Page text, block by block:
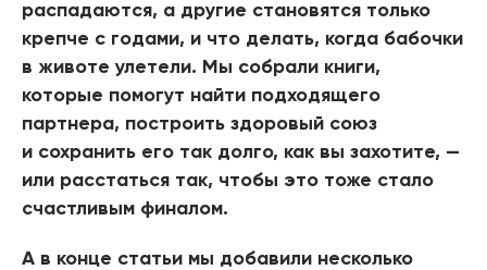
распадаются, а другие становятся только
крепче с годами, и что делать, когда бабочки
в животе улетели. Мы собрали книги,
которые помогут найти подходящего
партнера, построить здоровый союз
и сохранить его так долго, как вы захотите, —
или расстаться так, чтобы это тоже стало
счастливым финалом.
А в конце статьи мы добавили несколько